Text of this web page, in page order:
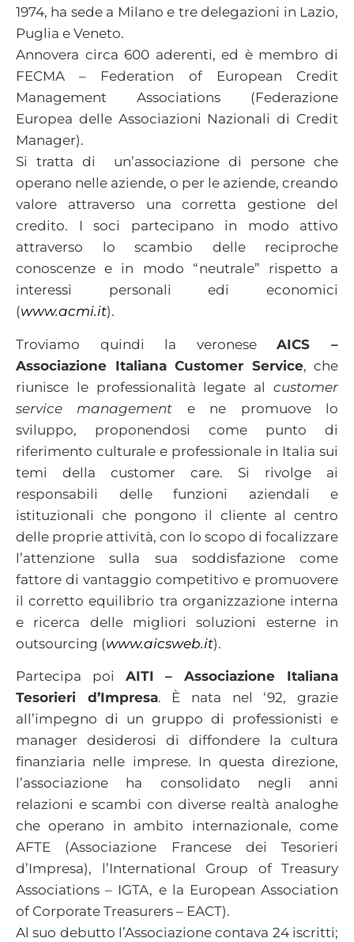
1974, ha sede a Milano e tre delegazioni in Lazio,
Puglia e Veneto.
Annovera circa 600 aderenti, ed è membro di
FECMA – Federation of European Credit
Management Associations (Federazione
Europea delle Associazioni Nazionali di Credit
Manager).
Si tratta di un’associazione di persone che
operano nelle aziende, o per le aziende, creando
valore attraverso una corretta gestione del
credito. I soci partecipano in modo attivo
attraverso lo scambio delle reciproche
conoscenze e in modo “neutrale” rispetto a
interessi personali edi economici
(www.acmi.it).
Troviamo quindi la veroneseAICS –
Associazione Italiana Customer Service, che
riunisce le professionalità legate al customer
service management e ne promuove lo
sviluppo, proponendosi come punto di
riferimento culturale e professionale in Italia sui
temi della customer care. Si rivolge ai
responsabili delle funzioni aziendali e
istituzionali che pongono il cliente al centro
delle proprie attività, con lo scopo di focalizzare
l’attenzione sulla sua soddisfazione come
fattore di vantaggio competitivo e promuovere
il corretto equilibrio tra organizzazione interna
e ricerca delle migliori soluzioni esterne in
outsourcing (www.aicsweb.it).
Partecipa poi AITI – Associazione Italiana
Tesorieri d’Impresa. È nata nel ‘92, grazie
all’impegno di un gruppo di professionisti e
manager desiderosi di diffondere la cultura
finanziaria nelle imprese. In questa direzione,
l’associazione ha consolidato negli anni
relazioni e scambi con diverse realtà analoghe
che operano in ambito internazionale, come
AFTE (Associazione Francese dei Tesorieri
d’Impresa), l’International Group of Treasury
Associations – IGTA, e la European Association
of Corporate Treasurers – EACT).
Al suo debutto l’Associazione contava 24 iscritti;